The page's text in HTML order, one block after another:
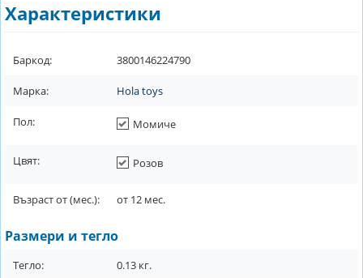
Характеристики
Баркод: 3800146224790
Марка: Hola toys
Пол: Момиче
Цвят: Розов
Възраст от (мес.): от 12 мес.
Размери и тегло
Тегло: 0.13 кг.